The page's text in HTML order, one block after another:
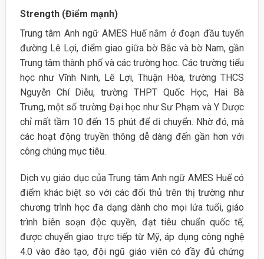
Strength (Điểm mạnh)
Trung tâm Anh ngữ AMES Huế nằm ở đoạn đầu tuyến
đường Lê Lợi, điểm giao giữa bờ Bắc và bờ Nam, gần
Trung tâm thành phố và các trường học. Các trường tiểu
học như Vĩnh Ninh, Lê Lợi, Thuận Hòa, trường THCS
Nguyễn Chí Diễu, trường THPT Quốc Học, Hai Bà
Trưng, một số trường Đại học như Sư Phạm và Y Dược
chỉ mất tầm 10 đến 15 phút để di chuyển. Nhờ đó, mà
các hoạt động truyền thông dễ dàng đến gần hơn với
công chúng mục tiêu.
Dịch vụ giáo dục của Trung tâm Anh ngữ AMES Huế có
điểm khác biệt so với các đối thủ trên thị trường như
chương trình học đa dạng dành cho mọi lứa tuổi, giáo
trình biên soạn độc quyền, đạt tiêu chuẩn quốc tế,
được chuyển giao trực tiếp từ Mỹ, áp dụng công nghệ
4.0 vào đào tạo, đội ngũ giáo viên có đầy đủ chứng